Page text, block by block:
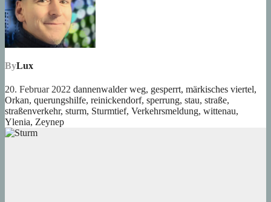
ByLux
20. Februar 2022 dannenwalder weg, gesperrt, märkisches viertel,
Orkan, querungshilfe, reinickendorf, sperrung, stau, straße,
straßenverkehr, sturm, Sturmtief, Verkehrsmeldung, wittenau,
Ylenia, Zeynep